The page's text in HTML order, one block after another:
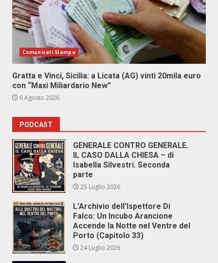
Comunicati Stampa
Gratta e Vinci, Sicilia: a Licata (AG) vinti 20mila euro
con “Maxi Miliardario New”
6 Agosto 2026
PODCAST
GENERALE CONTRO GENERALE.
IL CASO DALLA CHIESA – di
Isabella Silvestri. Seconda
parte
25 Luglio 2026
L’Archivio dell’Ispettore Di
Falco: Un Incubo Arancione
Accende la Notte nel Ventre del
Porto (Capitolo 33)
24 Luglio 2026